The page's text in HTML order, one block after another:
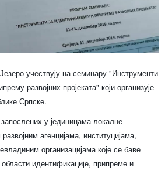
начелника
вијеће општине језеро
УПРАВА
учествују на семинару "Инструменти
развојних пројеката" који организује
Српске.
у јединицама локалне
агенцијама, институцијама,
организацијама које се баве
идентификације, припреме и